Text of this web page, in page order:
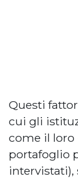
Questi
cui gli
come il
portafoglio
intervistati),